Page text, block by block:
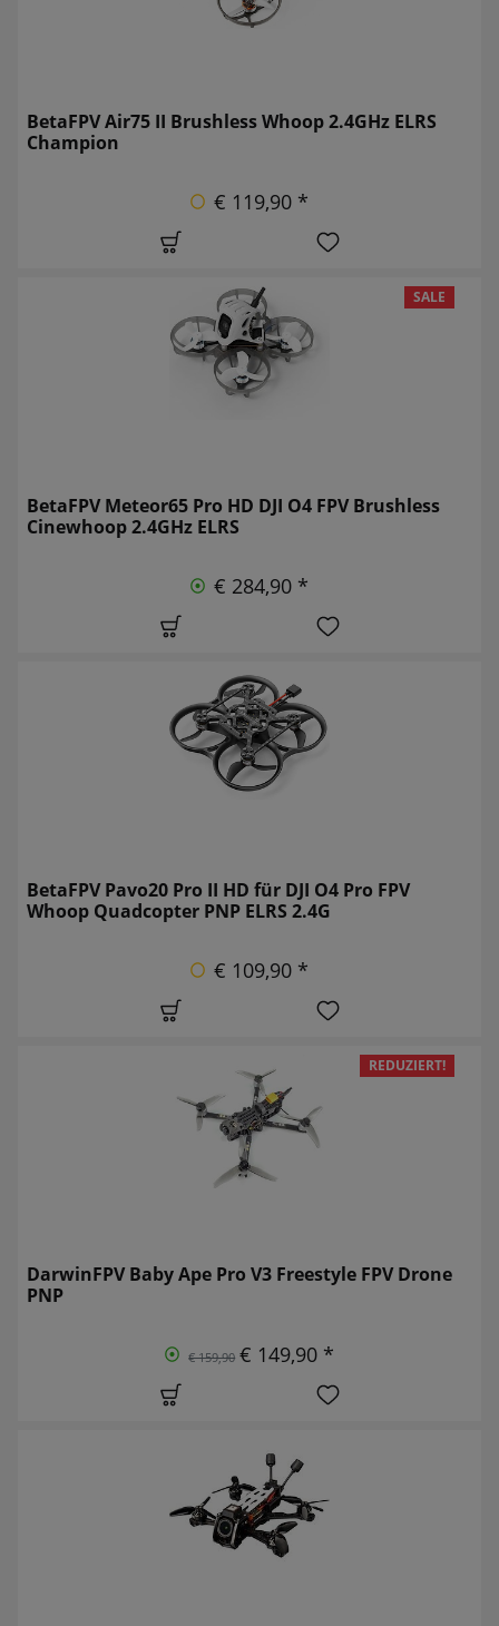
BetaFPV Air75 II Brushless Whoop 2.4GHz ELRS
Champion
€ 119,90 *
SALE
BetaFPV Meteor65 Pro HD DJI O4 FPV Brushless
Cinewhoop 2.4GHz ELRS
€ 284,90 *
BetaFPV Pavo20 Pro II HD für DJI O4 Pro FPV
Whoop Quadcopter PNP ELRS 2.4G
€ 109,90 *
REDUZIERT!
DarwinFPV Baby Ape Pro V3 Freestyle FPV Drone
PNP
€ 159,90 € 149,90 *